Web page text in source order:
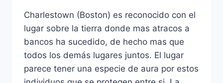
Charlestown (Boston) es reconocido con el
lugar sobre la tierra donde mas atracos a
bancos ha sucedido, de hecho mas que
todos los demás lugares juntos. El lugar
parece tener una especie de aura por estos